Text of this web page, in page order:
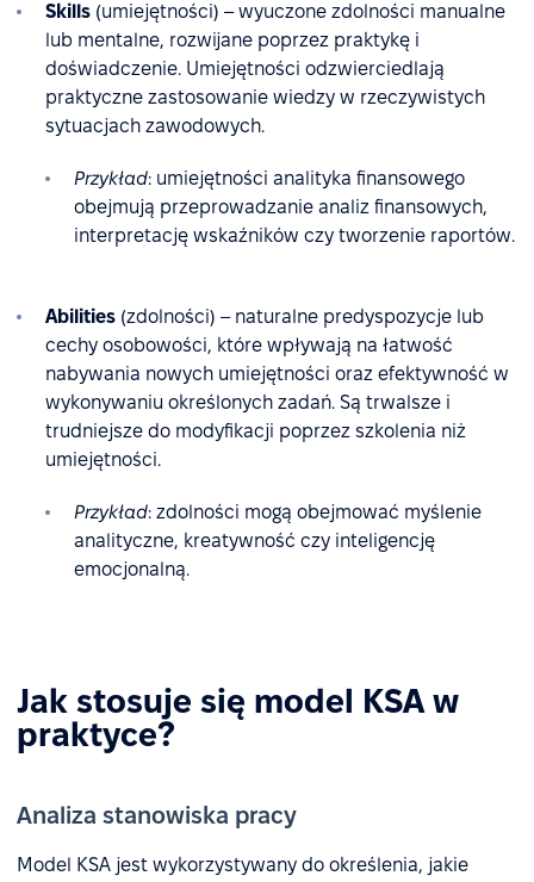
Skills (umiejętności) – wyuczone zdolności manualne
lub mentalne, rozwijane poprzez praktykę i
doświadczenie. Umiejętności odzwierciedlają
praktyczne zastosowanie wiedzy w rzeczywistych
sytuacjach zawodowych.
Przykład: umiejętności analityka finansowego
obejmują przeprowadzanie analiz finansowych,
interpretację wskaźników czy tworzenie raportów.
Abilities (zdolności) – naturalne predyspozycje lub
cechy osobowości, które wpływają na łatwość
nabywania nowych umiejętności oraz efektywność w
wykonywaniu określonych zadań. Są trwalsze i
trudniejsze do modyfikacji poprzez szkolenia niż
umiejętności.
Przykład: zdolności mogą obejmować myślenie
analityczne, kreatywność czy inteligencję
emocjonalną.
Jak stosuje się model KSA w
praktyce?
Analiza stanowiska pracy
Model KSA jest wykorzystywany do określenia, jakie